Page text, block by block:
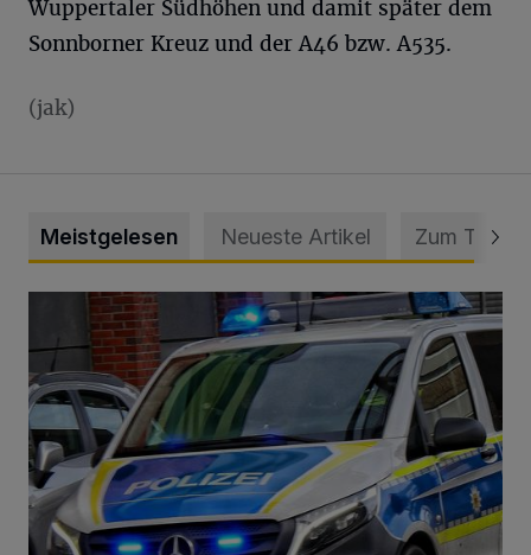
Wuppertaler Südhöhen und damit später dem
Sonnborner Kreuz und der A46 bzw. A535.
(jak)
Meistgelesen Neueste Artikel Zum Thema
Mann beschädigt Autos in Parkhaus